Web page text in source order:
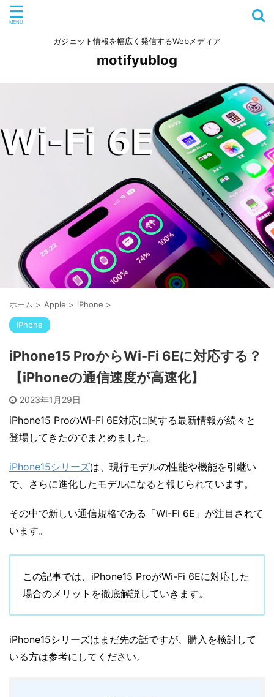
ガジェット情報を幅広く発信するWebメディア
motifyublog
ホーム > Apple > iPhone >
iPhone
iPhone15 ProからWi-Fi 6Eに対応する？
【iPhoneの通信速度が高速化】
2023年1月29日
iPhone15 ProのWi-Fi 6E対応に関する最新情報が続々と
登場してきたのでまとめました。
iPhone15シリーズは、現行モデルの性能や機能を引継い
で、さらに進化したモデルになると報じられています。
その中で新しい通信規格である「Wi-Fi 6E」が注目されて
います。
この記事では、iPhone15 ProがWi-Fi 6Eに対応した
場合のメリットを徹底解説していきます。
iPhone15シリーズはまだ先の話ですが、購入を検討して
いる方は参考にしてください。